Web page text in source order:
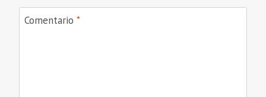
Comentario *